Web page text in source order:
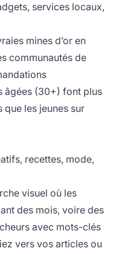
services locaux,
mines d’or en
communautés de
âgées (30+) font plus
les jeunes sur
recettes, mode,
visuel où les
des mois, voire des
avec mots-clés
vers vos articles ou